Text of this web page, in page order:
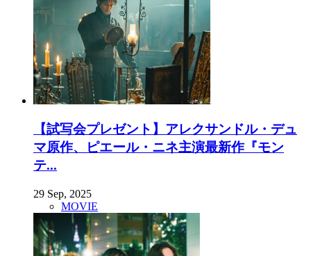
【試写会プレゼント】アレクサンドル・デュ
マ原作、ピエール・ニネ主演最新作『モン
テ...
29 Sep, 2025
MOVIE